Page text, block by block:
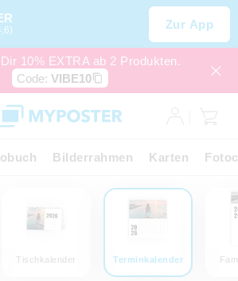
Zur App
10% EXTRA ab 2 Produkten.
Code: VIBE10
Bilderrahmen Karten
Tischkalender Terminkalender